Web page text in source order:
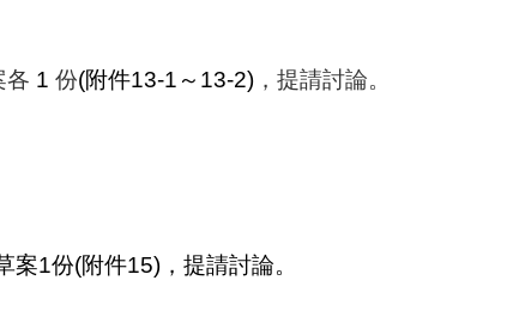
各 1 份(附件13-1 ～ 13-2)，提請討論。
案1份(附件15) ， 提請討論。